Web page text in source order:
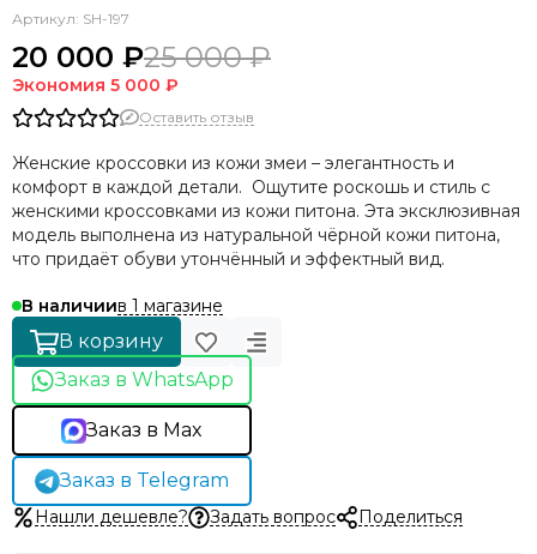
Артикул: SH-197
20 000 ₽25 000 ₽
Экономия 5 000 ₽
Оставить отзыв
Женские кроссовки из кожи змеи – элегантность и
комфорт в каждой детали. Ощутите роскошь и стиль с
женскими кроссовками из кожи питона. Эта эксклюзивная
модель выполнена из натуральной чёрной кожи питона,
что придаёт обуви утончённый и эффектный вид.
В наличиив 1 магазине
В корзину
Заказ в WhatsApp
Заказ в Max
Заказ в Telegram
Нашли дешевле? Задать вопрос Поделиться